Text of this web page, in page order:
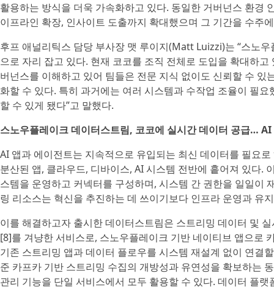
활용하는 방식을 더욱 가속화하고 있다. 동일한 거버넌스 환경
이프라인 확장, 인사이트 도출까지 확대했으며 그 기간을 수주
후프 애널리틱스 담당 부사장 맷 루이지(Matt Luizzi)는 “스노
으로 자리 잡고 있다. 현재 코코를 조직 전체로 도입을 확대하
버넌스를 이해하고 있어 팀들은 전문 지식 없이도 신뢰할 수
화할 수 있다. 특히 과거에는 여러 시스템과 수작업 조율이 필
할 수 있게 됐다”고 말했다.
스노우플레이크 데이터스트림, 코코에 실시간 데이터 공급…
AI 앱과 에이전트는 지속적으로 유입되는 최신 데이터를 필요
분산된 앱, 클라우드, 디바이스, AI 시스템 전반에 흩어져 있다.
스템을 운영하고 커넥터를 구성하며, 시스템 간 권한을 일일이
링 리소스는 혁신을 추진하는 데 쓰이기보다 인프라 운영과 유
이를 해결하고자 출시한 데이터스트림은 스트리밍 데이터 및
[8]를 겨냥한 서비스로, 스노우플레이크 기반 네이티브 앱으로
기존 스트리밍 앱과 데이터 플로우를 시스템 재설계 없이 연결
준 카프카 기반 스트리밍 수집의 개방성과 유연성을 확보하는
관리 기능을 단일 서비스에서 모두 활용할 수 있다. 데이터 플